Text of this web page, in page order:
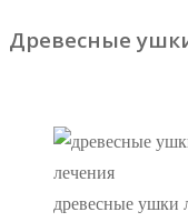
Древесные
древесные ушки